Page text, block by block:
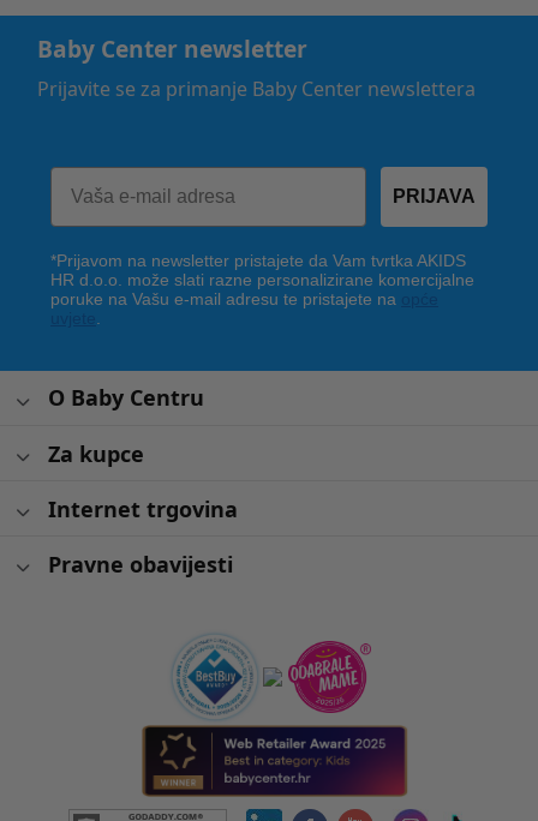
Baby Center newsletter
Prijavite se za primanje Baby Center newslettera
PRIJAVA
*Prijavom na newsletter pristajete da Vam tvrtka AKIDS
HR d.o.o. može slati razne personalizirane komercijalne
poruke na Vašu e-mail adresu te pristajete na
O Baby Centru
Za kupce
Internet trgovina
Pravne obavijesti